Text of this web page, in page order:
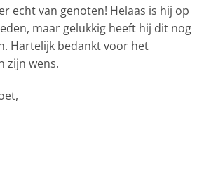
echt van genoten! Helaas is hij op
maar gelukkig heeft hij dit nog
Hartelijk bedankt voor het
zijn wens.